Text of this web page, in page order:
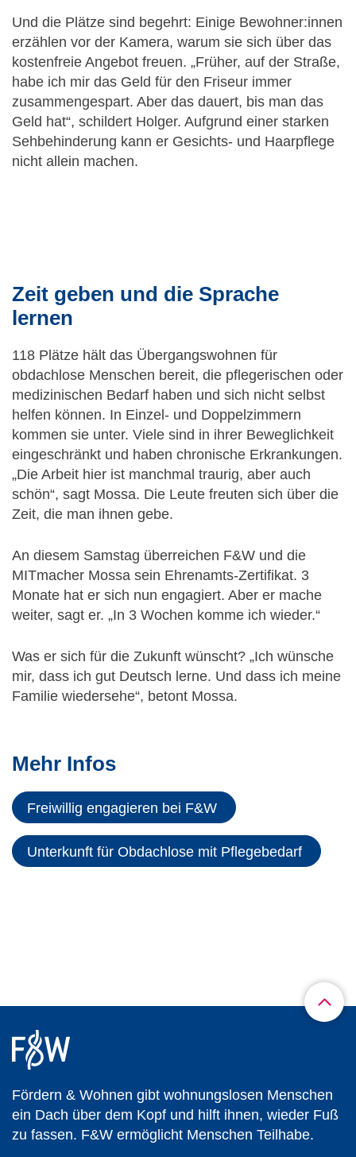
Und die Plätze sind begehrt: Einige Bewohner:innen
erzählen vor der Kamera, warum sie sich über das
kostenfreie Angebot freuen. „Früher, auf der Straße,
habe ich mir das Geld für den Friseur immer
zusammengespart. Aber das dauert, bis man das
Geld hat“, schildert Holger. Aufgrund einer starken
Sehbehinderung kann er Gesichts- und Haarpflege
nicht allein machen.
Zeit geben und die Sprache
lernen
118 Plätze hält das Übergangswohnen für
obdachlose Menschen bereit, die pflegerischen oder
medizinischen Bedarf haben und sich nicht selbst
helfen können. In Einzel- und Doppelzimmern
kommen sie unter. Viele sind in ihrer Beweglichkeit
eingeschränkt und haben chronische Erkrankungen.
„Die Arbeit hier ist manchmal traurig, aber auch
schön“, sagt Mossa. Die Leute freuten sich über die
Zeit, die man ihnen gebe.
An diesem Samstag überreichen F&W und die
MITmacher Mossa sein Ehrenamts-Zertifikat. 3
Monate hat er sich nun engagiert. Aber er mache
weiter, sagt er. „In 3 Wochen komme ich wieder.“
Was er sich für die Zukunft wünscht? „Ich wünsche
mir, dass ich gut Deutsch lerne. Und dass ich meine
Familie wiedersehe“, betont Mossa.
Mehr Infos
Freiwillig engagieren bei F&W
Unterkunft für Obdachlose mit Pflegebedarf
Fördern & Wohnen gibt wohnungslosen Menschen
ein Dach über dem Kopf und hilft ihnen, wieder Fuß
zu fassen. F&W ermöglicht Menschen Teilhabe.